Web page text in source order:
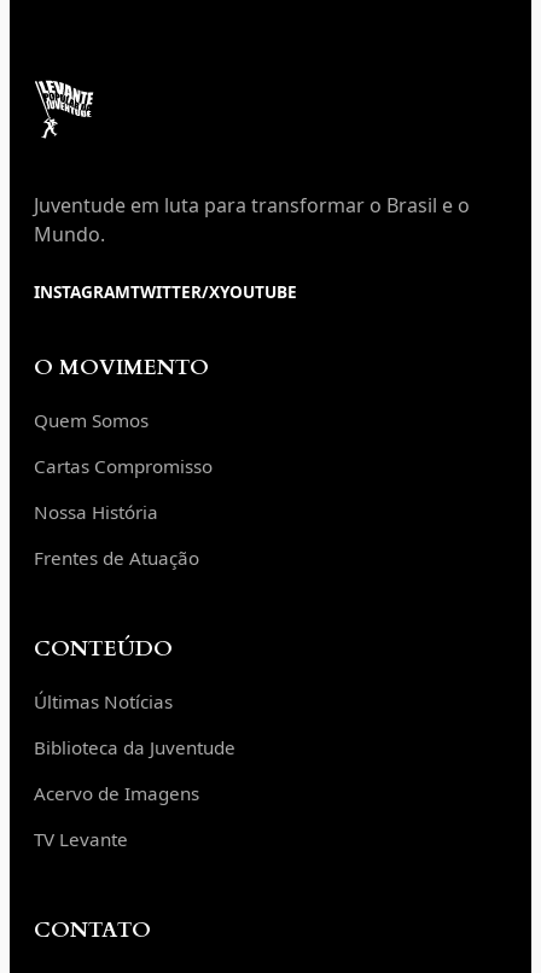
Juventude em luta para transformar o Brasil e o
Mundo.
INSTAGRAMTWITTER/XYOUTUBE
O MOVIMENTO
Quem Somos
Cartas Compromisso
Nossa História
Frentes de Atuação
CONTEÚDO
Últimas Notícias
Biblioteca da Juventude
Acervo de Imagens
TV Levante
CONTATO